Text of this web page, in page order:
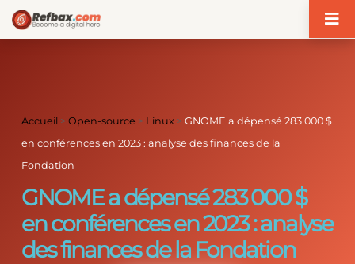
Accueil >Open-source > Linux >GNOME a dépensé 283 000 $
en conférences en 2023 : analyse des finances de la
Fondation
GNOME a dépensé 283 000 $
en conférences en 2023 : analyse
des finances de la Fondation
Panneau de gestion des cookies